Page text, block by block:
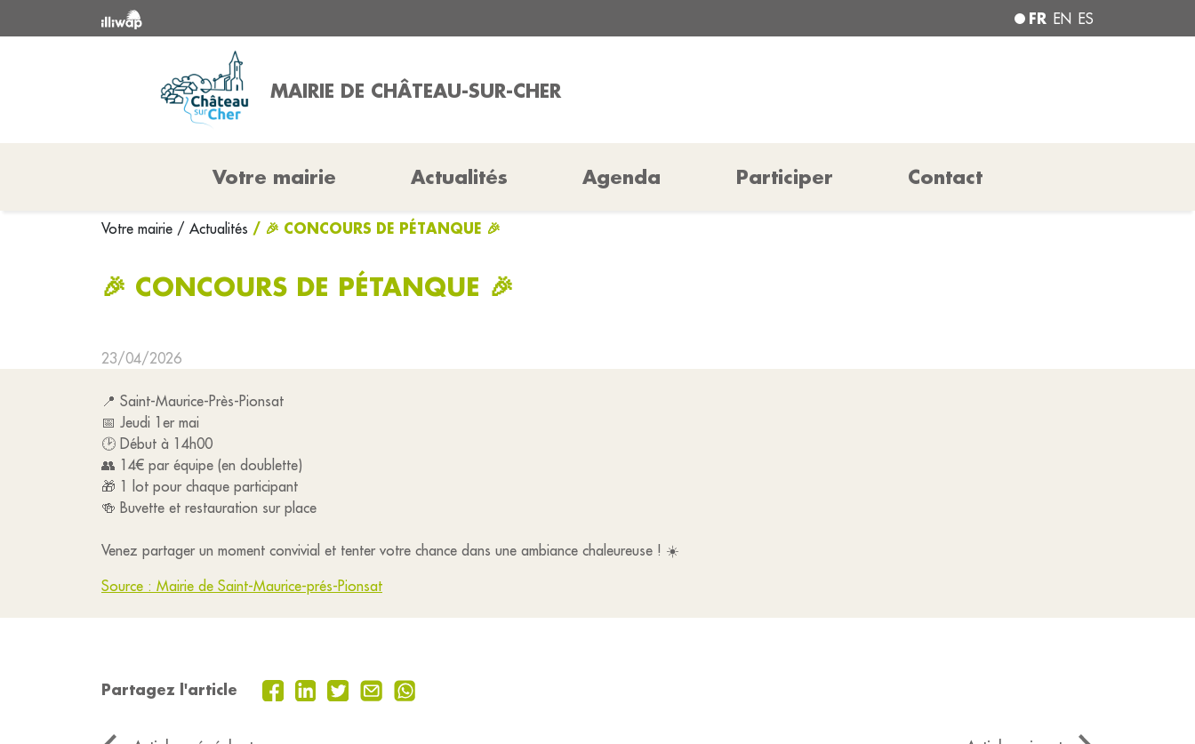
FR EN ES
MAIRIE DE CHÂTEAU-SUR-CHER
Votre mairie Actualités Agenda Participer Contact
Votre mairie / Actualités / 🎉 CONCOURS DE PÉTANQUE 🎉
🎉 CONCOURS DE PÉTANQUE 🎉
23/04/2026
📍 Saint-Maurice-Près-Pionsat
📅 Jeudi 1er mai
🕑 Début à 14h00
👥 14€ par équipe (en doublette)
🎁 1 lot pour chaque participant
🍻 Buvette et restauration sur place
Venez partager un moment convivial et tenter votre chance dans une ambiance chaleureuse ! ☀️
Source : Mairie de Saint-Maurice-prés-Pionsat
Partagez l'article